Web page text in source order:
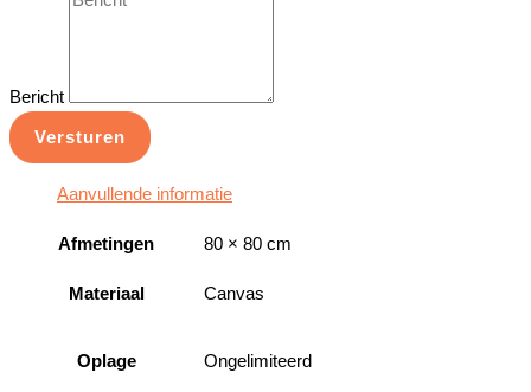
Bericht
Versturen
Aanvullende informatie
Afmetingen 80 × 80 cm
Materiaal Canvas
Oplage Ongelimiteerd